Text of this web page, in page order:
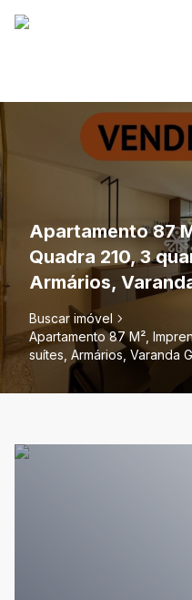
Apartamento 87
Quadra 210, 3
Armários,
Buscar imóvel
Apartamento 87 M²,
suítes, Armários, Varanda